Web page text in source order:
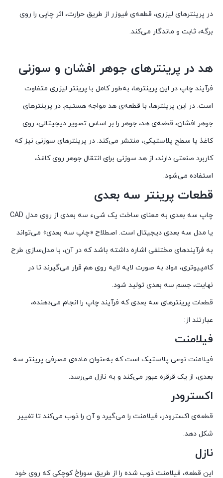
در پرینترهای لیزری، قطعه‌ی فیوزر از طریق حرارت، اثر چاپی را روی
برگه، ثابت و ماندگار می‌کند.
هد در پرینترهای جوهر افشان و سوزنی
فرآیند چاپ در این پرینترها، به‌طور کامل با پرینتر لیزری متفاوت
است. در این پرینترها، با قطعه‌ی هد مواجه هستیم. در پرینترهای
جوهر افشان، قطعه‌ی هد، جوهر را بر اساس تصویر دیجیتالی، روی
کاغذ یا سطح پلاستیکی، منتشر می‌کند. در پرینترهای سوزنی نیز که
کاربرد صنعتی دارند، از هد سوزنی برای انتقال جوهر روی کاغذ،
استفاده می‌شود.
قطعات پرینتر سه بعدی
چاپ سه بعدی به معنای ساخت یک شیء سه بعدی از روی مدل CAD
یا مدل سه بعدی دیجیتال است. اصطلاح «چاپ سه بعدی» می‌تواند
به فرآیندهای مختلفی اشاره داشته باشد که در آن، با مدل‌سازی طرح
کامپیوتری، مواد به صورت لایه لایه روی هم قرار می‌گیرند تا در
نهایت، جسم سه بعدی تولید شود.
قطعات پرینترهای سه بعدی که فرآیند چاپ را انجام می‌دهنده،
عبارتند از:
فیلامنت
فیلامنت نوعی پلاستیک است که به‌عنوان ماده‌ی مصرفی پرینتر سه
بعدی، از یک قرقره عبور می‌کند و به نازل می‌رسد.
اکسترودر
قطعه‌ی اکسترودر، فیلامنت را می‌گیرد و آن را ذوب می‌کند تا تغییر
شکل دهد.
نازل
این قطعه، فیلامنت ذوب شده را از طریق سوراخ کوچکی که روی خود